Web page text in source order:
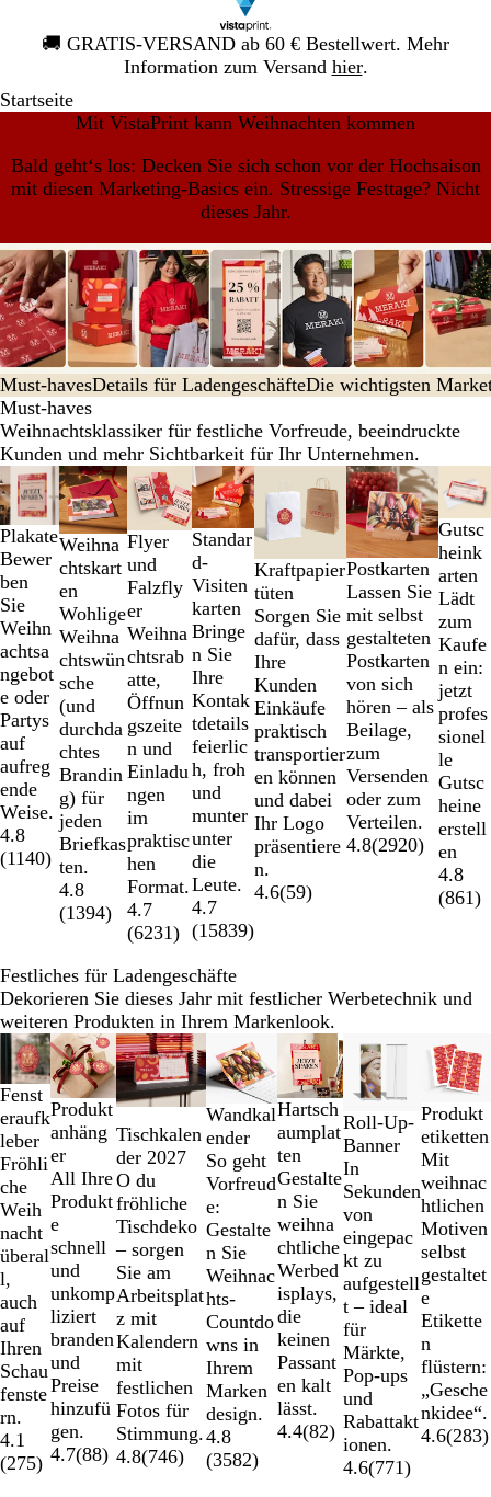
🚚 GRATIS-VERSAND ab 60 € Bestellwert. Mehr
Information zum Versand hier.
Galeriebild
1
Startseite
Mit VistaPrint kann Weihnachten kommen
Bald geht‘s los: Decken Sie sich schon vor der Hochsaison
mit diesen Marketing-Basics ein. Stressige Festtage? Nicht
dieses Jahr.
Must-havesDetails für LadengeschäfteDie wichtigsten
Must-haves
Weihnachtsklassiker für festliche Vorfreude, beeindruckte
Kunden und mehr Sichtbarkeit für Ihr Unternehmen.
Plakate
Bewer
ben
Sie
Weihn
achtsa
ngebot
e oder
Partys
auf
aufreg
ende
Weise.
4.8
(1140)
Weihna
chtskart
en
Wohlige
Weihna
chtswün
sche
(und
durchda
chtes
Brandin
g) für
jeden
Briefkas
ten.
4.8
(1394)
Flyer
und
Falzfly
er
Weihna
chtsrab
atte,
Öffnun
gszeite
n und
Einladu
ngen
im
praktisc
hen
Format.
4.7
(6231)
Standar
d-
Visiten
karten
Bringe
n Sie
Ihre
Kontak
tdetails
feierlic
h, froh
und
munter
unter
die
Leute.
4.7
(15839)
Kraftpapier
tüten
Sorgen Sie
dafür, dass
Ihre
Kunden
Einkäufe
praktisch
transportier
en können
und dabei
Ihr Logo
präsentiere
n.
4.6(59)
Postkarten
Lassen Sie
mit selbst
gestalteten
Postkarten
von sich
hören – als
Beilage,
zum
Versenden
oder zum
Verteilen.
4.8(2920)
Gutsc
heink
arten
Lädt
zum
Kaufe
n ein:
jetzt
profes
sionel
le
Gutsc
heine
erstell
en
4.8
(861)
Galeriebilder
1
bis
2
von
7
Festliches für Ladengeschäfte
Dekorieren Sie dieses Jahr mit festlicher Werbetechnik und
weiteren Produkten in Ihrem Markenlook.
Neue Optionen
Fenst
eraufk
leber
Fröhli
che
Weih
nacht
überal
l,
auch
auf
Ihren
Schau
fenste
rn.
4.1
(275)
Produkt
anhäng
er
All Ihre
Produkt
e
schnell
und
unkomp
liziert
branden
und
Preise
hinzufü
gen.
4.7(88)
Tischkalen
der 2027
O du
fröhliche
Tischdeko
– sorgen
Sie am
Arbeitsplat
z mit
Kalendern
mit
festlichen
Fotos für
Stimmung.
4.8(746)
Wandkal
ender
So geht
Vorfreud
e:
Gestalte
n Sie
Weihnac
hts-
Countdo
wns in
Ihrem
Marken
design.
4.8
(3582)
Neue Optionen
Hartsch
aumplat
ten
Gestalte
n Sie
weihna
chtliche
Werbed
isplays,
die
keinen
Passant
en kalt
lässt.
4.4(82)
Roll-Up-
Banner
In
Sekunden
von
eingepac
kt zu
aufgestell
t – ideal
für
Märkte,
Pop-ups
und
Rabattakt
ionen.
4.6(771)
Produkt
etiketten
Mit
weihnac
htlichen
Motiven
selbst
gestaltet
e
Etikette
n
flüstern:
„Gesche
nkidee“.
4.6(283)
Galeriebilder
bis
2
von
7